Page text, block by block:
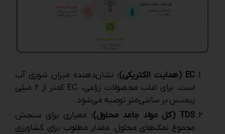
EC (هدایت الکتریکی):
نشان‌دهنده میزان شوری آب
است. برای اغلب محصولات زراعی، EC کمتر از ۲ میلی
‌زیمنس بر سانتی‌متر توصیه می‌شود.
TDS (کل مواد جامد محلول):
معیاری برای سنجش
مجموع نمک‌های محلول. مقدار مطلوب برای کشاورزی